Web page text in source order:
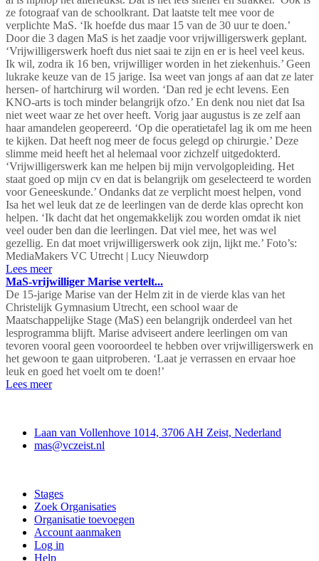
ze fotograaf van de schoolkrant. Dat laatste telt mee voor de
verplichte MaS. ‘Ik hoefde dus maar 15 van de 30 uur te doen.’
Door die 3 dagen MaS is het zaadje voor vrijwilligerswerk geplant.
‘Vrijwilligerswerk hoeft dus niet saai te zijn en er is heel veel keus.
Ik wil, zodra ik 16 ben, vrijwilliger worden in het ziekenhuis.’ Geen
lukrake keuze van de 15 jarige. Isa weet van jongs af aan dat ze later
hersen- of hartchirurg wil worden. ‘Dan red je echt levens. Een
KNO-arts is toch minder belangrijk ofzo.’ En denk nou niet dat Isa
niet weet waar ze het over heeft. Vorig jaar augustus is ze zelf aan
haar amandelen geopereerd. ‘Op die operatietafel lag ik om me heen
te kijken. Dat heeft nog meer de focus gelegd op chirurgie.’ Deze
slimme meid heeft het al helemaal voor zichzelf uitgedokterd.
‘Vrijwilligerswerk kan me helpen bij mijn vervolgopleiding. Het
staat goed op mijn cv en dat is belangrijk om geselecteerd te worden
voor Geneeskunde.’ Ondanks dat ze verplicht moest helpen, vond
Isa het wel leuk dat ze de leerlingen van de derde klas oprecht kon
helpen. ‘Ik dacht dat het ongemakkelijk zou worden omdat ik niet
veel ouder ben dan die leerlingen. Dat viel mee, het was wel
gezellig. En dat moet vrijwilligerswerk ook zijn, lijkt me.’ Foto’s:
MediaMakers VC Utrecht | Lucy Nieuwdorp
Lees meer
MaS-vrijwilliger Marise vertelt...
De 15-jarige Marise van der Helm zit in de vierde klas van het
Christelijk Gymnasium Utrecht, een school waar de
Maatschappelijke Stage (MaS) een belangrijk onderdeel van het
lesprogramma blijft. Marise adviseert andere leerlingen om van
tevoren vooral geen vooroordeel te hebben over vrijwilligerswerk en
het gewoon te gaan uitproberen. ‘Laat je verrassen en ervaar hoe
leuk en goed het voelt om te doen!’
Lees meer
Laan van Vollenhove 1014, 3706 AH Zeist, Nederland
mas@vczeist.nl
Stages
Zoek Organisaties
Organisatie toevoegen
Account aanmaken
Log in
Help